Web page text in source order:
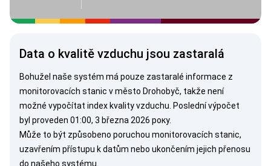
Data o kvalitě vzduchu jsou zastaralá
Bohužel naše systém má pouze zastaralé informace z
monitorovacích stanic v město Drohobyč, takže není
možné vypočítat index kvality vzduchu. Poslední výpočet
byl proveden 01:00, 3 března 2026 року.
Může to být způsobeno poruchou monitorovacích stanic,
uzavřením přístupu k datům nebo ukončením jejich přenosu
do našeho systému.